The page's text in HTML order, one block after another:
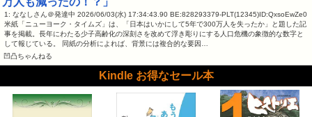
1: ななしさん＠発達中 2026/06/03(水) 17:34:43.90 BE:828293379-PLT(12345)ID:QxsoEwZe0
米紙「ニューヨーク・タイムズ」は、「日本はいかにして5年で300万人を失ったか」と題した記
事を掲載。長年にわたる少子高齢化の深刻さを改めて浮き彫りにする人口危機の象徴的な数字と
して報じている。 同紙の分析によれば、背景には複合的な要因…
凹凸ちゃんねる
Kindle お得なセール本